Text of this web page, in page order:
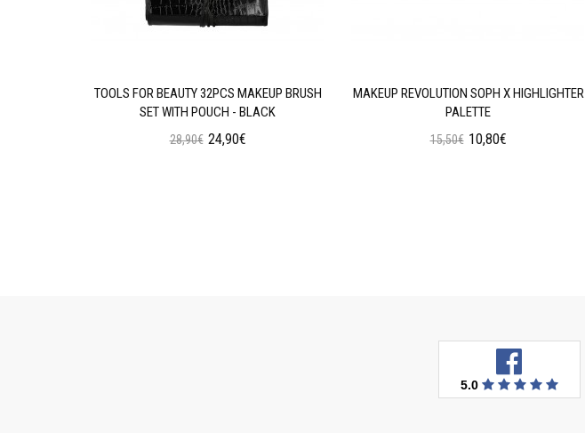
TOOLS FOR BEAUTY 32PCS MAKEUP BRUSH
SET WITH POUCH - BLACK
28,90€ 24,90€
MAKEUP REVOLUTION SOPH X HIGHLIGHTER
PALETTE
15,50€ 10,80€
5.0